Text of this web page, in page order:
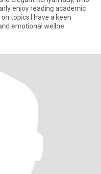
topics I have a keen
emotional wellne